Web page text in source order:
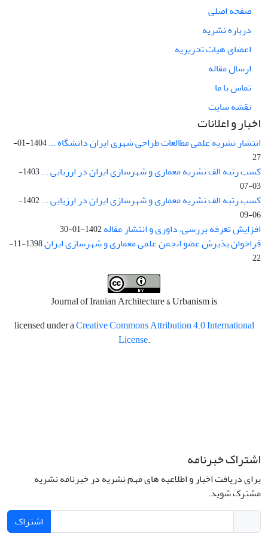
صفحه اصلی
درباره نشریه
اعضای هیات تحریریه
ارسال مقاله
تماس با ما
نقشه سایت
اخبار و اعلانات
انتشار نشریه علمی مطالعات طراحی شهری ایران دانشگاه ...
1404-01-
27
کسب رتبه الف نشریه معماری و شهرسازی ایران در ارزیابی ...
1403-
03-07
کسب رتبه الف نشریه معماری و شهرسازی ایران در ارزیابی ...
1402-
06-09
افزایش تعرفه بررسی، داوری و انتشار مقاله1402-01-30
فراخوان پذیرش عضو انجمن علمی معماری و شهرسازی ایران
1398-11-
22
Journal of Iranian Architecture & Urbanism is
licensed under aCreative Commons Attribution 4.0 International
License.
اشتراک خبرنامه
برای دریافت اخبار و اطلاعیه های مهم نشریه در خبرنامه نشریه
مشترک شوید.
اشتراک